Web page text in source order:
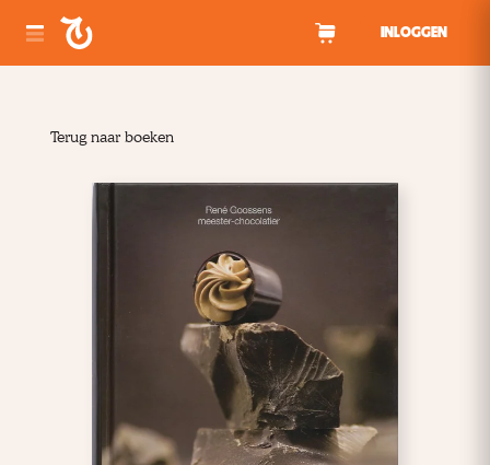
INLOGGEN
Terug naar boeken